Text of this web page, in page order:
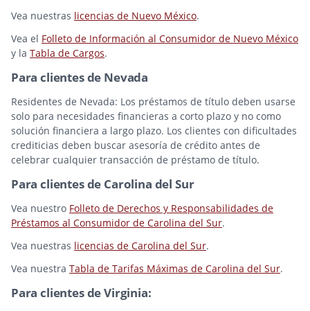
Vea nuestras licencias de Nuevo México.
Vea el Folleto de Información al Consumidor de Nuevo México
y la Tabla de Cargos.
Para clientes de Nevada
Residentes de Nevada: Los préstamos de título deben usarse
solo para necesidades financieras a corto plazo y no como
solución financiera a largo plazo. Los clientes con dificultades
crediticias deben buscar asesoría de crédito antes de
celebrar cualquier transacción de préstamo de título.
Para clientes de Carolina del Sur
Vea nuestro Folleto de Derechos y Responsabilidades de
Préstamos al Consumidor de Carolina del Sur.
Vea nuestras licencias de Carolina del Sur.
Vea nuestra Tabla de Tarifas Máximas de Carolina del Sur.
Para clientes de Virginia: